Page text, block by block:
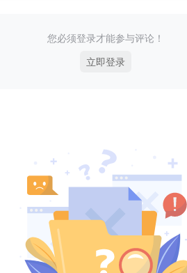
您必须登录才能参与评论！
立即登录